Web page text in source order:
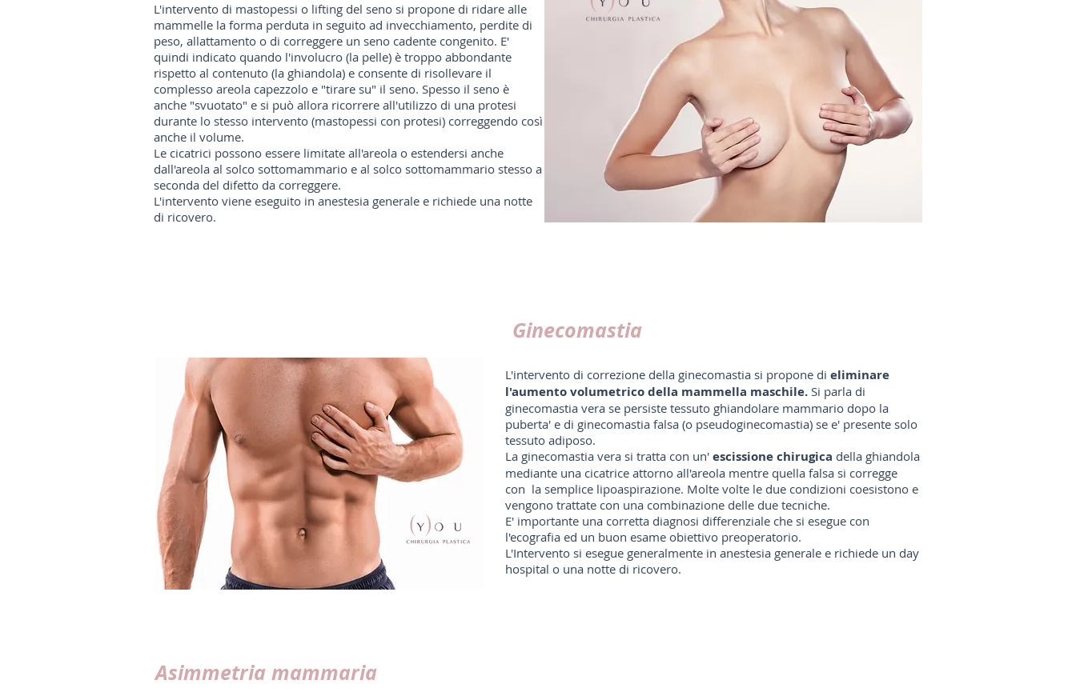
L'intervento di mastopessi o lifting del seno si propone di ridare alle
mammelle la forma perduta in seguito ad invecchiamento, perdite di
peso, allattamento o di correggere un seno cadente congenito. E'
quindi indicato quando l'involucro (la pelle) è troppo abbondante
rispetto al contenuto (la ghiandola) e consente di risollevare il
complesso areola capezzolo e "tirare su" il seno. Spesso il seno è
anche "svuotato" e si può allora ricorrere all'utilizzo di una protesi
durante lo stesso intervento (mastopessi con protesi) correggendo così
anche il volume.
Le cicatrici possono essere limitate all'areola o estendersi anche
dall'areola al solco sottomammario e al solco sottomammario stesso a
seconda del difetto da correggere.
L'intervento viene eseguito in anestesia generale e richiede una notte
di ricovero.
Ginecomastia
L'intervento di correzione della ginecomastia si propone di eliminare
l'aumento volumetrico della mammella maschile. Si parla di
ginecomastia vera se persiste tessuto ghiandolare mammario dopo la
puberta' e di ginecomastia falsa (o pseudoginecomastia) se e' presente solo
tessuto adiposo.
La ginecomastia vera si tratta con un' escissione chirugica della ghiandola
mediante una cicatrice attorno all'areola mentre quella falsa si corregge
con la semplice lipoaspirazione. Molte volte le due condizioni coesistono e
vengono trattate con una combinazione delle due tecniche.
E' importante una corretta diagnosi differenziale che si esegue con
l'ecografia ed un buon esame obiettivo preoperatorio.
L'Intervento si esegue generalmente in anestesia generale e richiede un day
hospital o una notte di ricovero.
Asimmetria mammaria